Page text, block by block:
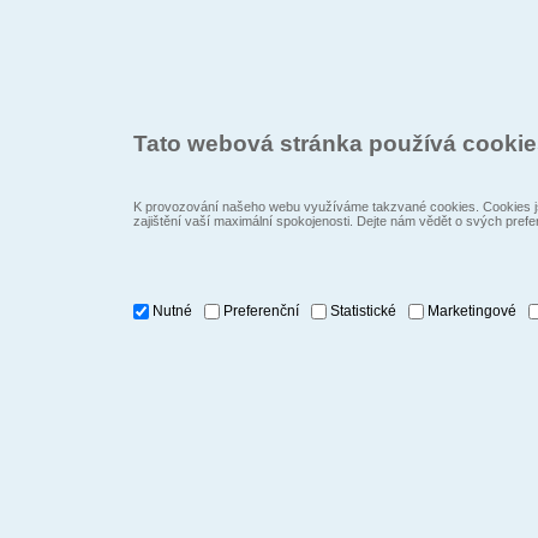
Tato webová stránka používá
K provozování našeho webu využíváme takzvané cookies.
zajištění vaší maximální spokojenosti. Dejte nám vědět o svých
Nutné Preferenční Statistické Marketingové